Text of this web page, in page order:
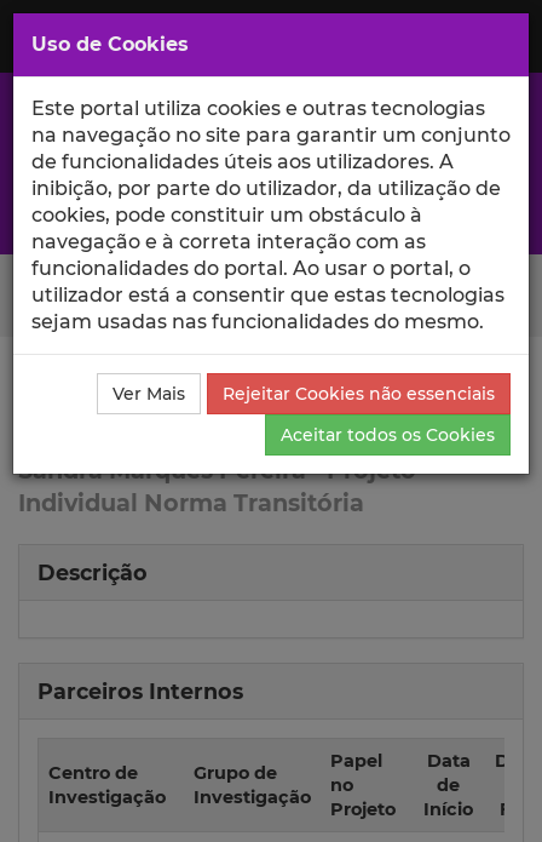
Saltar
para
Conteúdo
Principal
A excelência da investigação e ciência no Iscte
Search Button
Ciência_Iscte Lista de Projetos Projeto
Sandra Marques Pereira - Projeto
Individual Norma Transitória
Descrição
Parceiros Internos
Centro de
Investigação
Grupo de
Investigação
Papel
no
Projeto
Data
de
Início
Data
Fim
Uso de Cookies
Este portal utiliza cookies e outras tecnologias
na navegação no site para garantir um conjunto
de funcionalidades úteis aos utilizadores. A
inibição, por parte do utilizador, da utilização de
cookies, pode constituir um obstáculo à
navegação e à correta interação com as
funcionalidades do portal. Ao usar o portal, o
utilizador está a consentir que estas tecnologias
sejam usadas nas funcionalidades do mesmo.
Ver Mais
Rejeitar Cookies não essenciais
Aceitar todos os Cookies